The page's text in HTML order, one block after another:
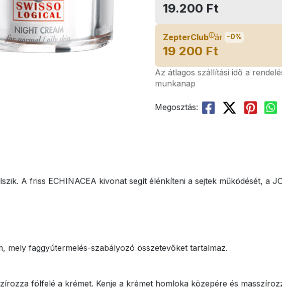
19.200 Ft
ZepterClubⓘár -0%
19 200 Ft
Az átlagos szállítási idő a
munkanap
Megosztás:
A friss ECHINACEA kivonat segít élénkíteni a sejtek működését, a
mely faggyútermelés-szabályozó összetevőket tartalmaz.
fölfelé a krémet. Kenje a krémet homloka közepére és